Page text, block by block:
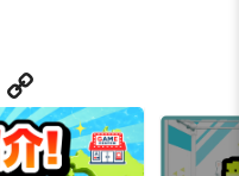
Line